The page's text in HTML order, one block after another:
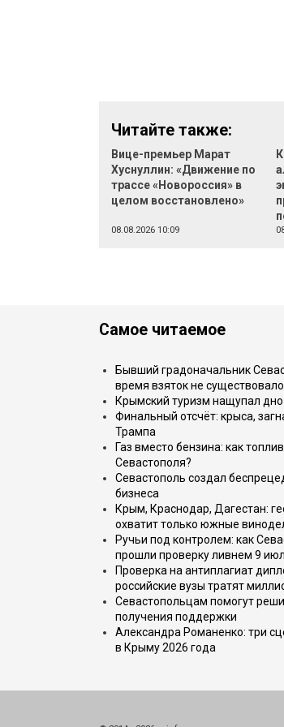
Читайте также:
Вице-премьер Марат
Хуснуллин: «Движение по
трассе «Новороссия» в
целом восстановлено»
08.08.2026 10:09
Самое читаемое
Бывший градоначальник
время взяток не
Крымский туризм нащупал
Финальный отсчёт: крыса,
Трампа
Газ вместо бензина: как
Севастополя?
Севастополь создал
бизнеса
Крым, Краснодар, Дагестан:
охватит только южные
Ручьи под контролем: как
прошли проверку ливнем 9
Проверка на антиплагиат
российские вузы тратят
Севастопольцам помогут
получения поддержки
Александра Романенко: три
в Крыму 2026 года